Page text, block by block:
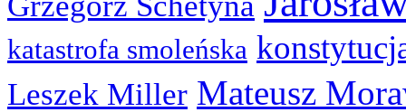
katastrofa smoleńska
Leszek Miller Mateusz